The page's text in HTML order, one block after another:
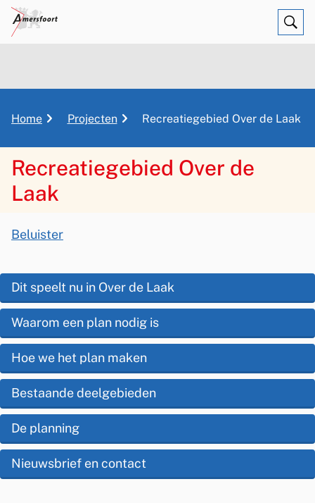
zoek?
K
i
m
p
d
Home Projecten Recreatiegebied Over de Laak
Recreatiegebied Over de
Laak
A
s
i
t
e
t
i
e
Beluister
e
c
r
e
t
i
e
O
p
d
z
e
a
g
Dit speelt nu in Over de Laak
Waarom een plan nodig is
Hoe we het plan maken
Bestaande deelgebieden
De planning
Nieuwsbrief en contact